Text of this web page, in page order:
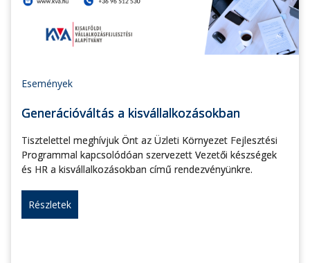
Események
Generációváltás a kisvállalkozásokban
Tisztelettel meghívjuk Önt az Üzleti Környezet Fejlesztési
Programmal kapcsolódóan szervezett Vezetői készségek
és HR a kisvállalkozásokban című rendezvényünkre.
Részletek